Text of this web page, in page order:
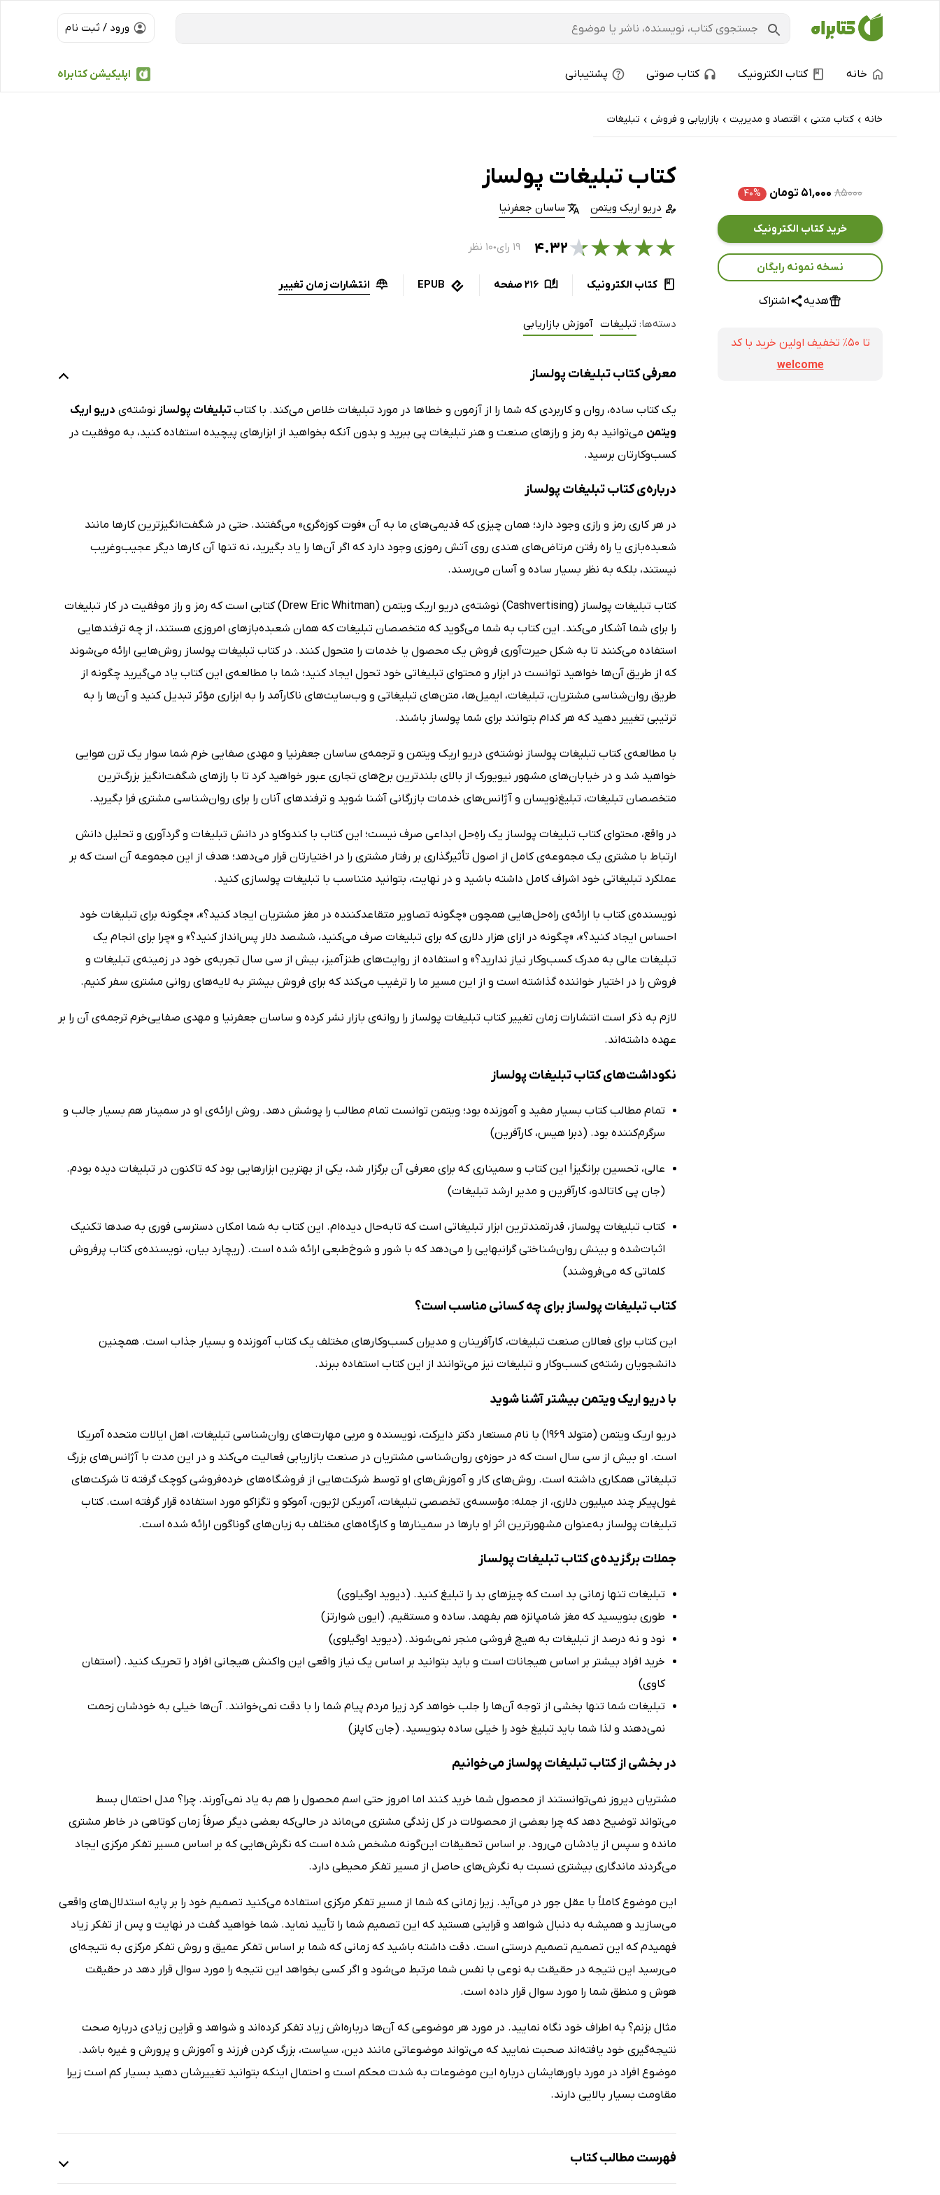
ورود / ثبت نام
اپلیکیشن کتابراه خانه کتاب الکترونیک کتاب صوتی پشتیبانی
خانه › کتاب‌ متنی › اقتصاد و مدیریت › بازاریابی و فروش › تبلیغات
۸۵۰۰۰ ۵۱,۰۰۰ تومان ۴۰%
خرید کتاب الکترونیک
نسخه نمونه رایگان
هدیه اشتراک
تا ۵۰٪ تخفیف اولین خرید با کد
welcome
کتاب تبلیغات پولساز
دریو اریک ویتمن ساسان جعفرنیا
★
★
★
★
★۴.۳۲ ۱۹ رای ● ۱۰ نظر
کتاب الکترونیک 216 صفحه EPUB انتشارات زمان تغییر
دسته‌ها: تبلیغات آموزش بازاریابی
معرفی کتاب تبلیغات پولساز
یک کتاب ساده، روان و کاربردی که شما را از آزمون و خطاها در مورد تبلیغات خلاص می‌کند. با کتاب تبلیغات پولساز نوشته‌ی دریو اریک
ویتمن می‌توانید به رمز و رازهای صنعت و هنر تبلیغات پی ببرید و بدون آنکه بخواهید از ابزارهای پیچیده استفاده کنید، به موفقیت در
کسب‌وکارتان برسید.
درباره‌ی کتاب تبلیغات پولساز
در هر کاری رمز و رازی وجود دارد؛ همان چیزی که قدیمی‌های ما به آن «فوت کوزه‌گری» می‌گفتند. حتی در شگفت‌انگیزترین کارها مانند
شعبده‌بازی یا راه رفتن مرتاض‌های هندی روی آتش رموزی وجود دارد که اگر آن‌ها را یاد بگیرید، نه تنها آن کارها دیگر عجیب‌وغریب
نیستند، بلکه به نظر بسیار ساده و آسان می‌رسند.
کتاب تبلیغات پولساز (Cashvertising) نوشته‌ی دریو اریک ویتمن (Drew Eric Whitman) کتابی است که رمز و راز موفقیت در کار تبلیغات
را برای شما آشکار می‌کند. این کتاب به شما می‌گوید که متخصصان تبلیغات که همان شعبده‌بازهای امروزی هستند، از چه ترفندهایی
استفاده می‌کنند تا به شکل حیرت‌آوری فروش یک محصول یا خدمات را متحول کنند. در کتاب تبلیغات پولساز روش‌هایی ارائه می‌شوند
که از طریق آن‌ها خواهید توانست در ابزار و محتوای تبلیغاتی خود تحول ایجاد کنید؛ شما با مطالعه‌ی این کتاب یاد می‌گیرید چگونه از
طریق روان‌شناسی مشتریان، تبلیغات، ایمیل‌ها، متن‌های تبلیغاتی و وب‌سایت‌های ناکارآمد را به ابزاری مؤثر تبدیل کنید و آن‌ها را به
ترتیبی تغییر دهید که هر کدام بتوانند برای شما پولساز باشند.
با مطالعه‌ی کتاب تبلیغات پولساز نوشته‌ی دریو اریک ویتمن و ترجمه‌ی ساسان جعفرنیا و مهدی صفایی‌ خرم شما سوار یک ترن هوایی
خواهید شد و در خیابان‌های مشهور نیویورک از بالای بلندترین برج‌های تجاری عبور خواهید کرد تا با رازهای شگفت‌انگیز بزرگ‌ترین
متخصصان تبلیغات، تبلیغ‌نویسان و آژانس‌های خدمات بازرگانی آشنا شوید و ترفندهای آنان را برای روان‌شناسی مشتری فرا بگیرید.
در واقع، محتوای کتاب تبلیغات پولساز یک راهِ‌حل ابداعی صرف نیست؛ این کتاب با کندوکاو در دانش تبلیغات و گردآوری و تحلیل دانش
ارتباط با مشتری یک مجموعه‌ی کامل از اصول تأثیرگذاری بر رفتار مشتری را در اختیارتان قرار می‌دهد؛ هدف از این مجموعه آن است که بر
عملکرد تبلیغاتی خود اشراف کامل داشته باشید و در نهایت، بتوانید متناسب با تبلیغات پولسازی کنید.
نویسنده‌ی کتاب با ارائه‌ی راه‌حل‌هایی همچون «چگونه تصاویر متقاعدکننده در مغز مشتریان ایجاد کنید؟»، «چگونه برای تبلیغات خود
احساس ایجاد کنید؟»، «چگونه در ازای هزار دلاری که برای تبلیغات صرف می‌کنید، ششصد دلار پس‌انداز کنید؟» و «چرا برای انجام یک
تبلیغات عالی به مدرک کسب‌وکار نیاز ندارید؟» و استفاده از روایت‌های طنزآمیز، بیش از سی سال تجربه‌ی خود در زمینه‌ی تبلیغات و
فروش را در اختیار خواننده گذاشته است و از این مسیر ما را ترغیب می‌کند که برای فروش بیشتر به لایه‌های روانی مشتری سفر کنیم.
لازم به ذکر است انتشارات زمان تغییر کتاب تبلیغات پولساز را روانه‌ی بازار نشر کرده و ساسان جعفرنیا و مهدی صفایی‌خرم ترجمه‌ی آن را بر
عهده داشته‌اند.
نکوداشت‌های کتاب تبلیغات پولساز
تمام مطالب کتاب بسیار مفید و آموزنده بود؛ ویتمن توانست تمام مطالب را پوشش دهد. روش ارائه‌ی او در سمینار هم بسیار جالب و
سرگرم‌کننده بود. (دبرا هیس، کارآفرین)
عالی، تحسین برانگیز! این کتاب و سمیناری که برای معرفی آن برگزار شد، یکی از بهترین ابزارهایی بود که تاکنون در تبلیغات دیده بودم.
(جان پی کاتالدو، کارآفرین و مدیر ارشد تبلیغات)
کتاب تبلیغات پولساز، قدرتمندترین ابزار تبلیغاتی است که تا‌به‌حال دیده‌ام. این کتاب به شما امکان دسترسی فوری به صدها تکنیک
اثبات‌شده و بینش روان‌شناختی گرانبهایی را می‌دهد که با شور و شوخ‌طبعی ارائه شده است. (ریچارد بیان، نویسنده‌ی کتاب پرفروش
کلماتی که می‌فروشند)
کتاب تبلیغات پولساز برای چه کسانی مناسب است؟
این کتاب برای فعالان صنعت تبلیغات، کارآفرینان و مدیران کسب‌وکارهای مختلف یک کتاب آموزنده و بسیار جذاب است. همچنین
دانشجویان رشته‌ی کسب‌وکار و تبلیغات نیز می‌توانند از این کتاب استفاده ببرند.
با دریو اریک ویتمن بیشتر آشنا شوید
دریو اریک ویتمن (متولد 1969) با نام مستعار دکتر دایرکت، نویسنده و مربی مهارت‌های روان‌شناسی تبلیغات، اهل ایالات متحده آمریکا
است. او بیش از سی سال است که در حوزه‌ی روان‌شناسی مشتریان در صنعت بازاریابی فعالیت می‌کند و در این مدت با آژانس‌های بزرگ
تبلیغاتی همکاری داشته است. روش‌های کار و آموزش‌های او توسط شرکت‌هایی از فروشگاه‌های خرده‌فروشی کوچک گرفته تا شرکت‌های
غول‌پیکر چند میلیون دلاری، از جمله: مؤسسه‌ی تخصصی تبلیغات، آمریکن لژیون، آموکو و تگزاکو مورد استفاده قرار گرفته است. کتاب
تبلیغات پولساز به‌عنوان مشهورترین اثر او بارها در سمینارها و کارگاه‌های مختلف به زبان‌های گوناگون ارائه شده است.
جملات برگزیده‌ی کتاب تبلیغات پولساز
تبلیغات تنها زمانی بد است که چیزهای بد را تبلیغ کنید. (دیوید اوگیلوی)
طوری بنویسید که مغز شامپانزه هم بفهمد. ساده و مستقیم. (ایون شوارتز)
نود و نه درصد از تبلیغات به هیچ فروشی منجر نمی‌شوند. (دیوید اوگیلوی)
خرید افراد بیشتر بر اساس هیجانات است و باید بتوانید بر اساس یک نیاز واقعی این واکنش هیجانی افراد را تحریک کنید. (استفان
کاوی)
تبلیغات شما تنها بخشی از توجه آن‌ها را جلب خواهد کرد زیرا مردم پیام شما را با دقت نمی‌خوانند. آن‌ها خیلی به خودشان زحمت
نمی‌دهند و لذا شما باید تبلیغ خود را خیلی ساده بنویسید. (جان کاپلز)
در بخشی از کتاب تبلیغات پولساز می‌خوانیم
مشتریان دیروز نمی‌توانستند از محصول شما خرید کنند اما امروز حتی اسم محصول را هم به یاد نمی‌آورند. چرا؟ مدل احتمال بسط
می‌تواند توضیح دهد که چرا بعضی از محصولات در کل زندگی مشتری می‌ماند در حالی‌که بعضی دیگر صرفاً زمان کوتاهی در خاطر مشتری
مانده و سپس از یادشان می‌رود. بر اساس تحقیقات این‌گونه مشخص شده است که نگرش‌هایی که بر اساس مسیر تفکر مرکزی ایجاد
می‌گردند ماندگاری بیشتری نسبت به نگرش‌های حاصل از مسیر تفکر محیطی دارد.
این موضوع کاملاً با عقل جور در می‌آید. زیرا زمانی که شما از مسیر تفکر مرکزی استفاده می‌کنید تصمیم خود را بر پایه استدلال‌های واقعی
می‌سازید و همیشه به دنبال شواهد و قراینی هستید که این تصمیم شما را تأیید نماید. شما خواهید گفت در نهایت و پس از تفکر زیاد
فهمیدم که این تصمیم تصمیم درستی است. دقت داشته باشید که زمانی که شما بر اساس تفکر عمیق و روش تفکر مرکزی به نتیجه‌ای
می‌رسید این نتیجه در حقیقت به نوعی با نفس شما مرتبط می‌شود و اگر کسی بخواهد این نتیجه را مورد سوال قرار دهد در حقیقت
هوش و منطق شما را مورد سوال قرار داده است.
مثال بزنم؟ به اطراف خود نگاه نمایید. در مورد هر موضوعی که آن‌ها درباره‌اش زیاد تفکر کرده‌اند و شواهد و قراین زیادی درباره صحت
نتیجه‌گیری خود یافته‌اند صحبت نمایید که می‌تواند موضوعاتی مانند دین، سیاست، بزرگ کردن فرزند و آموزش و پرورش و غیره باشد.
موضوع افراد در مورد باورهایشان درباره این موضوعات به شدت محکم است و احتمال اینکه بتوانید تغییرشان دهید بسیار کم است زیرا
مقاومت بسیار بالایی دارند.
فهرست مطالب کتاب